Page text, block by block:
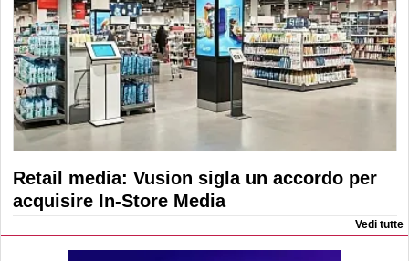
Retail media: Vusion sigla un accordo per
acquisire In-Store Media
Vedi tutte